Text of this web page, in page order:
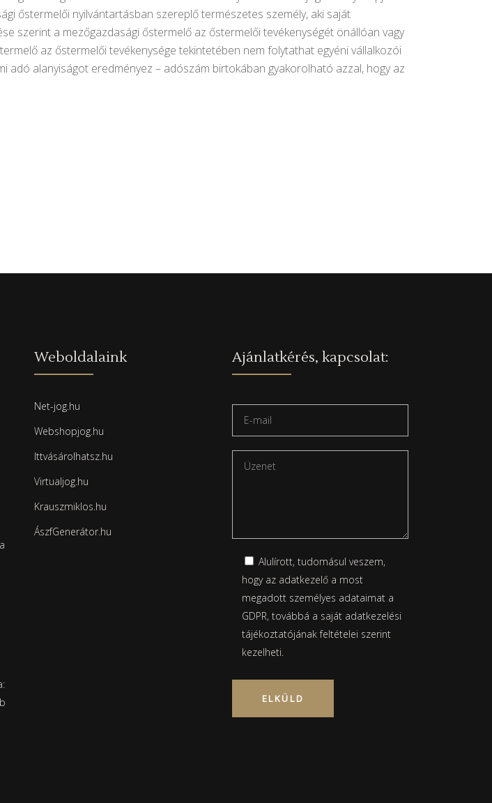
őstermelői nyilvántartásban szereplő természetes személy, aki saját
szerint a mezőgazdasági őstermelő az őstermelői tevékenységét önállóan vagy
az őstermelői tevékenysége tekintetében nem folytathat egyéni vállalkozói
adó alanyiságot eredményez – adószám birtokában gyakorolható azzal, hogy az
Weboldalaink
Net-jog.hu
Webshopjog.hu
Ittvásárolhatsz.hu
Virtualjog.hu
Krauszmiklos.hu
ÁszfGenerátor.hu
Ajánlatkérés, kapcsolat:
Alulírott, tudomásul veszem,
hogy az adatkezelő a most
megadott személyes adataimat a
GDPR, továbbá a saját adatkezelési
tájékoztatójánakfeltételei szerint
kezelheti.